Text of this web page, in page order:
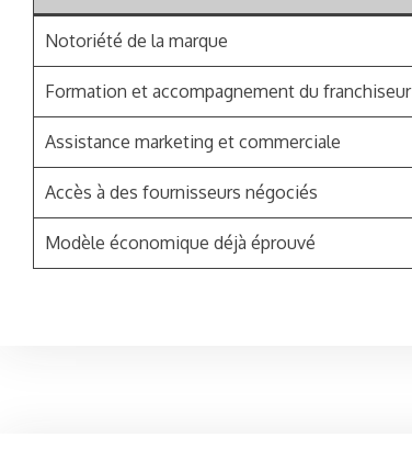
Notoriété de la marque
Formation et accompagnement du franchiseur
Assistance marketing et commerciale
Accès à des fournisseurs négociés
Modèle économique déjà éprouvé